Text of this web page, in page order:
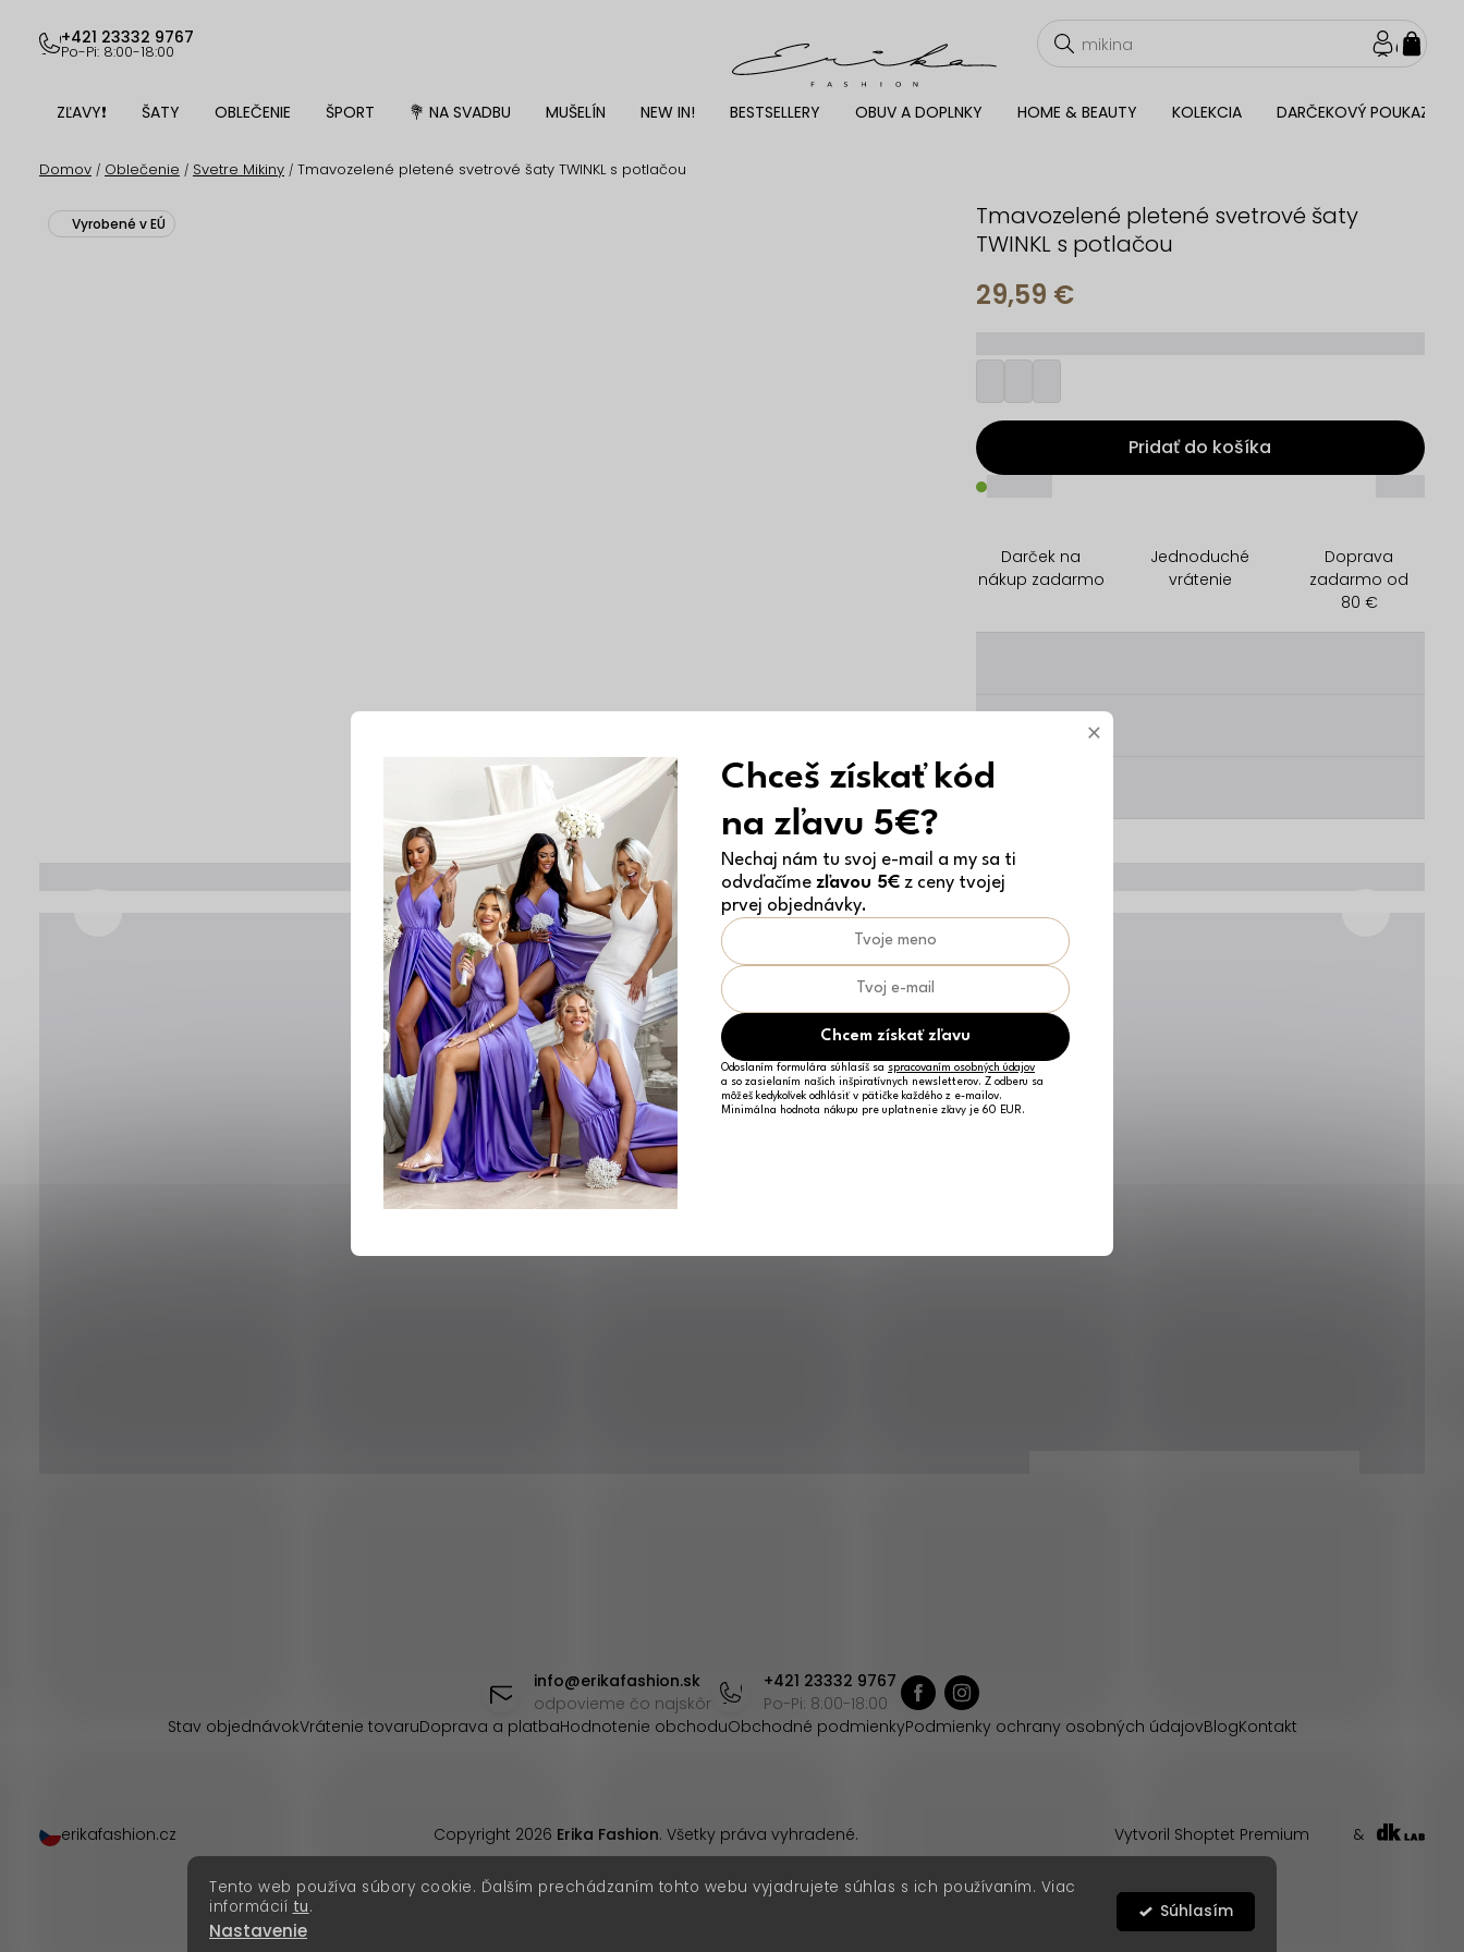
Tento web používa súbory cookie. Ďalším prechádzaním tohto webu vyjadrujete súhlas s ich používaním. Viac
informácií tu.
Nastavenie
Súhlasím
obsah
+421 23332 9767
Po-Pi: 8:00-18:00
ZĽAVY❗ ŠATY OBLEČENIE ŠPORT 💐 NA SVADBU MUŠELÍN NEW IN! BESTSELLERY OBUV A DOPLNKY HOME & BEAUTY KOLEKCIA DARČEKOVÝ POUKAZ
Domov / Oblečenie / Svetre Mikiny / Tmavozelené pletené svetrové šaty TWINKL s potlačou
Tmavozelené pletené svetrové šaty
TWINKL s potlačou
Vyrobené v EÚ
29,59 €
Pridať do košíka
_____
Darček na
nákup zadarmo
Jednoduché
vrátenie
Doprava
zadarmo od
80 €
________
________
info@erikafashion.sk
odpovieme čo najskôr
+421 23332 9767
Po-Pi: 8:00-18:00
Stav objednávokVrátenie tovaruDoprava a platbaHodnotenie obchoduObchodné podmienkyPodmienky ochrany osobných údajovBlogKontakt
Vytvoril Shoptet Premium &
Copyright 2026 Erika Fashion. Všetky práva vyhradené.
erikafashion.cz
×
Chceš získať kód
na zľavu 5€?
Nechaj nám tu svoj e-mail a my sa ti
odvďačíme zľavou 5€ z ceny tvojej
prvej objednávky.
Chcem získať zľavu
Odoslaním formulára súhlasíš sa spracovaním osobných údajov
a so zasielaním našich inšpiratívnych newsletterov. Z odberu sa
môžeš kedykoľvek odhlásiť v pätičke každého z e-mailov.
Minimálna hodnota nákupu pre uplatnenie zľavy je 60 EUR.